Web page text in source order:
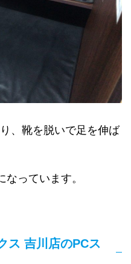
、靴を脱いで足を伸ば
っています。
ス 吉川店のPCス